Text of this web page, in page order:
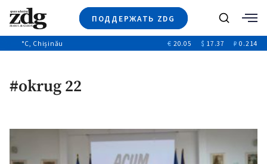
ПОДДЕРЖАТЬ ZDG
Новости
Видео
Выборы 2025
Поиск
°C, Chișinău € 20.05 $ 17.37 ₽ 0.214
#okrug 22